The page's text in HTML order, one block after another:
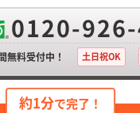
0120-
無料受付中！ 土日祝OK
約1分で完了！